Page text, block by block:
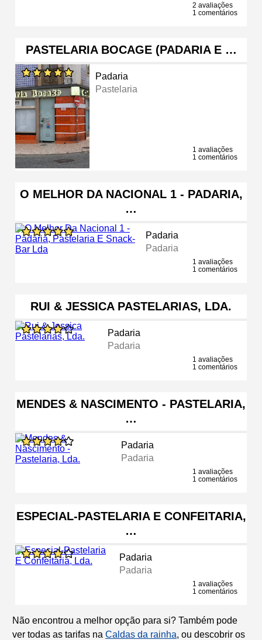
2 avaliações
1 comentários
PASTELARIA BOCAGE (PADARIA E …
Padaria
Pastelaria
1 avaliações
1 comentários
O MELHOR DA NACIONAL 1 - PADARIA,
…
Padaria
Padaria
1 avaliações
1 comentários
RUI & JESSICA PASTELARIAS, LDA.
Padaria
Padaria
1 avaliações
1 comentários
MENDES & NASCIMENTO - PASTELARIA,
…
Padaria
Padaria
1 avaliações
1 comentários
ESPECIAL-PASTELARIA E CONFEITARIA,
…
Padaria
Padaria
1 avaliações
1 comentários
Não encontrou a melhor opção para si? Também pode
ver todas as tarifas na Caldas da rainha, ou descobrir os